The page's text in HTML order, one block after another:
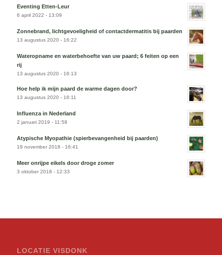
Eventing Etten-Leur
6 april 2022 - 13:09
Zonnebrand, lichtgevoeligheid of contactdermatitis bij paarden
13 augustus 2020 - 16:22
Wateropname en waterbehoefte van uw paard; 6 feiten op een
rij
13 augustus 2020 - 16:13
Hoe help ik mijn paard de warme dagen door?
13 augustus 2020 - 16:11
Influenza in Nederland
2 januari 2019 - 11:58
Atypische Myopathie (spierbevangenheid bij paarden)
19 november 2018 - 16:41
Meer onrijpe eikels door droge zomer
3 oktober 2018 - 12:33
LOCATIE VISDONK